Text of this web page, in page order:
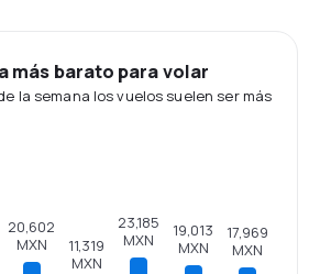
más barato para volar
la semana los vuelos suelen ser más
20,602
MXN
11,319
MXN
23,185
MXN
19,013
MXN
17,969
MXN